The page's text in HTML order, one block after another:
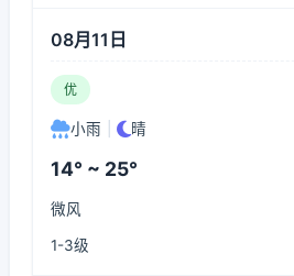
08月11日
优
小雨 晴
14° ~ 25°
微风
1-3级